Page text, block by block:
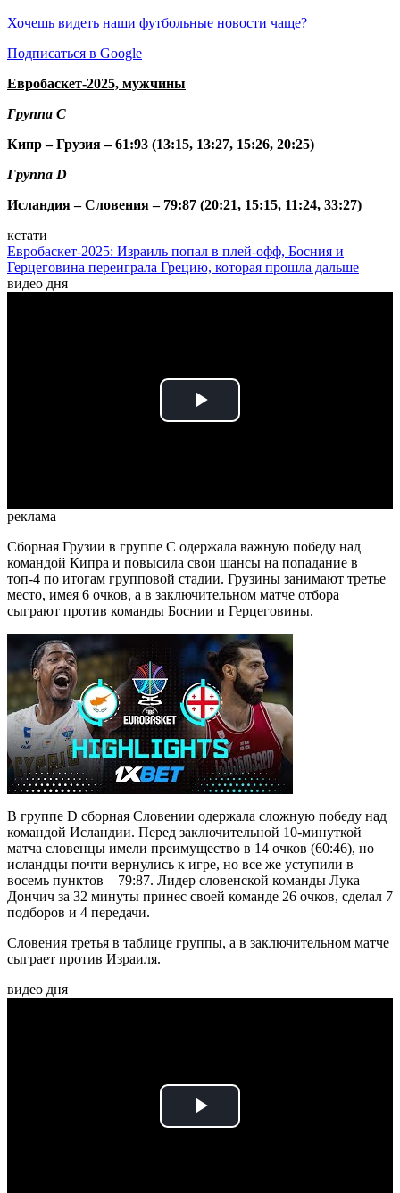
Хочешь видеть наши футбольные новости чаще?
Подписаться в Google
Евробаскет-2025, мужчины
Группа С
Кипр – Грузия – 61:93 (13:15, 13:27, 15:26, 20:25)
Группа D
Исландия – Словения – 79:87 (20:21, 15:15, 11:24, 33:27)
кстати
Евробаскет-2025: Израиль попал в плей-офф, Босния и
Герцеговина переиграла Грецию, которая прошла дальше
видео дня
Play
реклама
Сборная Грузии в группе С одержала важную победу над
командой Кипра и повысила свои шансы на попадание в
топ-4 по итогам групповой стадии. Грузины занимают третье
место, имея 6 очков, а в заключительном матче отбора
сыграют против команды Боснии и Герцеговины.
В группе D сборная Словении одержала сложную победу над
командой Исландии. Перед заключительной 10-минуткой
матча словенцы имели преимущество в 14 очков (60:46), но
исландцы почти вернулись к игре, но все же уступили в
восемь пунктов – 79:87. Лидер словенской команды Лука
Дончич за 32 минуты принес своей команде 26 очков, сделал 7
подборов и 4 передачи.
Словения третья в таблице группы, а в заключительном матче
сыграет против Израиля.
видео дня
Play